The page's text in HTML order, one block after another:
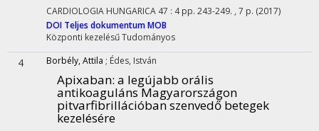
CARDIOLOGIA HUNGARICA 47 : 4 pp. 243-249. , 7 p. (2017)
DOI Teljes dokumentumMOB
Központi kezelésűTudományos
4 Borbély, Attila ; Édes, István
Apixaban: a legújabb orális
antikoaguláns Magyarországon
pitvarfibrillációban szenvedő betegek
kezelésére